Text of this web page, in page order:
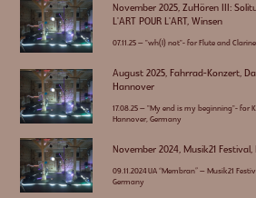
November 2025, ZuHören III:
L'ART POUR L'ART, Winsen
07.11.25 – "wh(I) not"- for Flute and
August 2025, Fahrrad-Konzert,
Hannover
17.08.25 – "My end is my beginning"- for
Hannover, Germany
November 2024, Musik21
09.11.2024 UA “Membran” – Musik21
Germany